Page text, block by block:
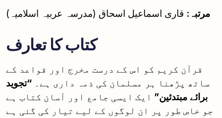
مرتبہ: قاری اسماعیل اسحاق (مدرسہ عربیہ اسلامیہ)
کتاب کا تعارف
قرآن کریم کو اس کے درست مخرج اور قواعد کے
ساتھ پڑھنا ہر مسلمان کی ذمہ داری ہے۔ “تجوید
برائے مبتدئین” ایک ایسی جامع اور آسان کتاب ہے
جو خاص طور پر ان لوگوں کے لیے تیار کی گئی ہے